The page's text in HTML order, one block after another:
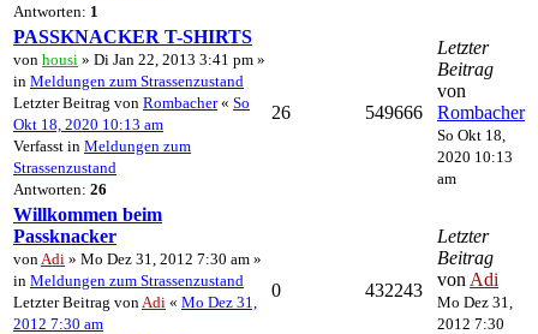
Antworten: 1
PASSKNACKER T-SHIRTS
von housi » Di Jan 22, 2013 3:41 pm »
in Meldungen zum Strassenzustand
Letzter Beitrag von Rombacher« So
Okt 18, 2020 10:13 am
Verfasst in Meldungen zum
Strassenzustand
Antworten: 26
26 549666
Letzter
Beitrag
von
Rombacher
So Okt 18,
2020 10:13
am
Willkommen beim
Passknacker
von Adi » Mo Dez 31, 2012 7:30 am »
in Meldungen zum Strassenzustand
Letzter Beitrag von Adi « Mo Dez 31,
2012 7:30 am
0 432243
Letzter
Beitrag
von Adi
Mo Dez 31,
2012 7:30